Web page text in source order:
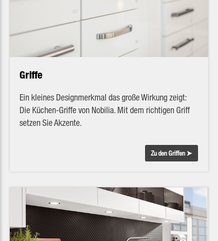
Griffe
Ein kleines Designmerkmal das große Wirkung zeigt:
Die Küchen-Griffe von Nobilia. Mit dem richtigen Griff
setzen Sie Akzente.
Zu den Griffen ➤